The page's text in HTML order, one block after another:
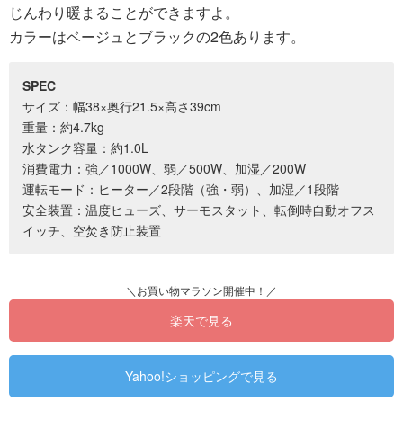
じんわり暖まることができますよ。
カラーはベージュとブラックの2色あります。
SPEC
サイズ：幅38×奥行21.5×高さ39cm
重量：約4.7kg
水タンク容量：約1.0L
消費電力：強／1000W、弱／500W、加湿／200W
運転モード：ヒーター／2段階（強・弱）、加湿／1段階
安全装置：温度ヒューズ、サーモスタット、転倒時自動オフス
イッチ、空焚き防止装置
楽天で見る
Yahoo!ショッピングで見る